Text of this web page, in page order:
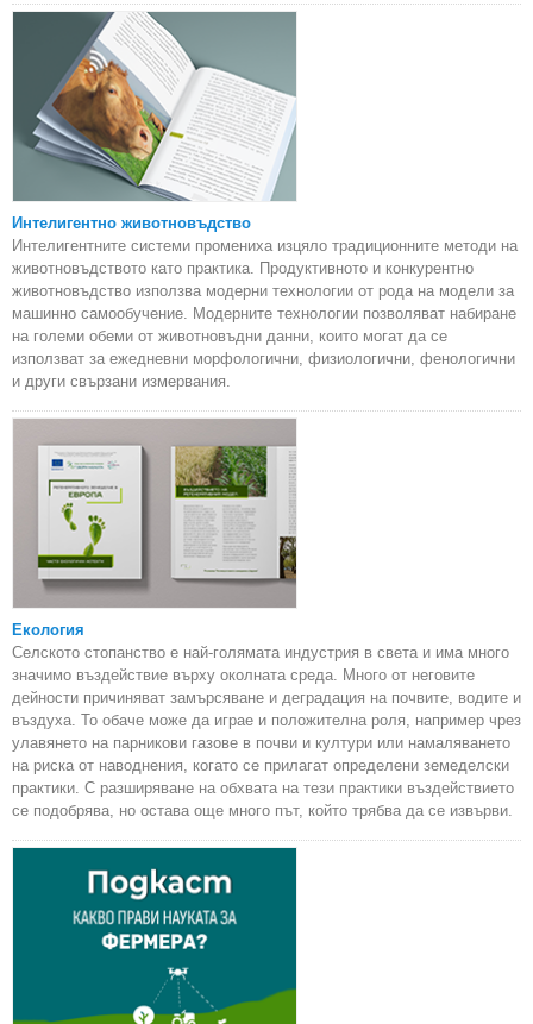
Интелигентно животновъдство
Интелигентните системи промениха изцяло традиционните методи на
животновъдството като практика. Продуктивното и конкурентно
животновъдство използва модерни технологии от рода на модели за
машинно самообучение. Модерните технологии позволяват набиране
на големи обеми от животновъдни данни, които могат да се
използват за ежедневни морфологични, физиологични, фенологични
и други свързани измервания.
Екология
Селското стопанство е най-голямата индустрия в света и има много
значимо въздействие върху околната среда. Много от неговите
дейности причиняват замърсяване и деградация на почвите, водите и
въздуха. То обаче може да играе и положителна роля, например чрез
улавянето на парникови газове в почви и култури или намаляването
на риска от наводнения, когато се прилагат определени земеделски
практики. С разширяване на обхвата на тези практики въздействието
се подобрява, но остава още много път, който трябва да се извърви.